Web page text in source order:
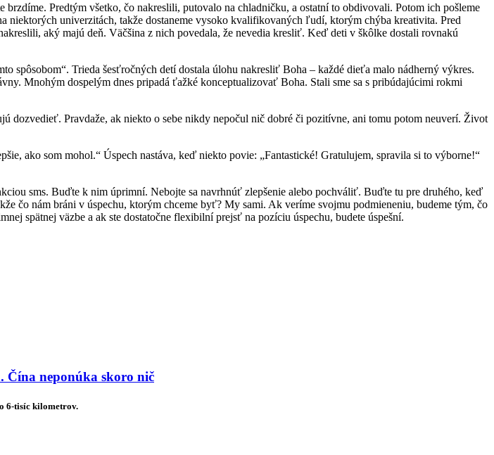
Predtým všetko, čo nakreslili, putovalo na chladničku, a ostatní to obdivovali. Potom ich pošleme
niektorých univerzitách, takže dostaneme vysoko kvalifikovaných ľudí, ktorým chýba kreativita. Pred
aký majú deň. Väčšina z nich povedala, že nevedia kresliť. Keď deti v škôlke dostali rovnakú
Trieda šesťročných detí dostala úlohu nakresliť Boha – každé dieťa malo nádherný výkres.
Mnohým dospelým dnes pripadá ťažké konceptualizovať Boha. Stali sme sa s pribúdajúcimi rokmi
dozvedieť. Pravdaže, ak niekto o sebe nikdy nepočul nič dobré či pozitívne, ani tomu potom neuverí. Život
ako som mohol.“ Úspech nastáva, keď niekto povie: „Fantastické! Gratulujem, spravila si to výborne!“
sms. Buďte k nim úprimní. Nebojte sa navrhnúť zlepšenie alebo pochváliť. Buďte tu pre druhého, keď
čo nám bráni v úspechu, ktorým chceme byť? My sami. Ak veríme svojmu podmieneniu, budeme tým, čo
spätnej väzbe a ak ste dostatočne flexibilní prejsť na pozíciu úspechu, budete úspešní.
Čína neponúka skoro nič
6-tisíc kilometrov.